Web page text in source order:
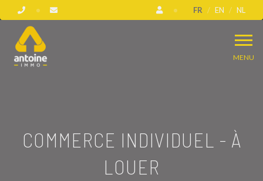
FR EN NL
MENU
COMMERCE INDIVIDUEL - À
LOUER